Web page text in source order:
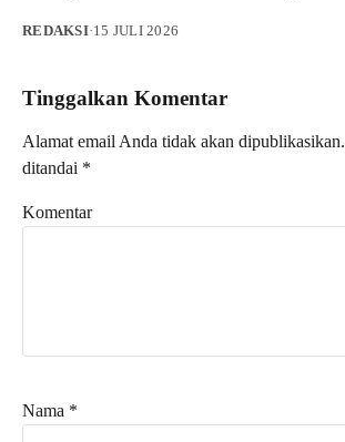
REDAKSI·15 JULI 2026
Tinggalkan Komentar
Alamat email Anda tidak akan dipublikasikan.
ditandai *
Komentar
Nama *